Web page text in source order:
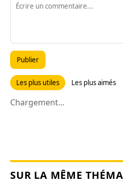
Publier
Les plus utiles Les plus aimés
Chargement...
SUR LA MÊME